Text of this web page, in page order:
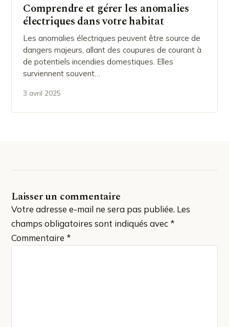
Comprendre et gérer les anomalies
électriques dans votre habitat
Les anomalies électriques peuvent être source de
dangers majeurs, allant des coupures de courant à
de potentiels incendies domestiques. Elles
surviennent souvent…
3 avril 2025
Laisser un commentaire
Votre adresse e-mail ne sera pas publiée. Les
champs obligatoires sont indiqués avec *
Commentaire *